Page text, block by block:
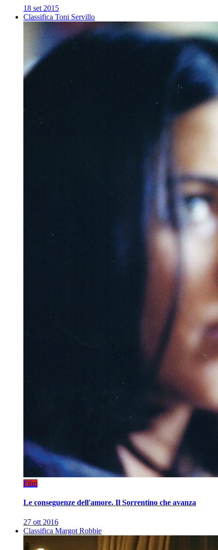
18 set 2015
Classifica Toni Servillo
Film
Le conseguenze dell'amore. Il Sorrentino che avanza
27 ott 2016
Classifica Margot Robbie